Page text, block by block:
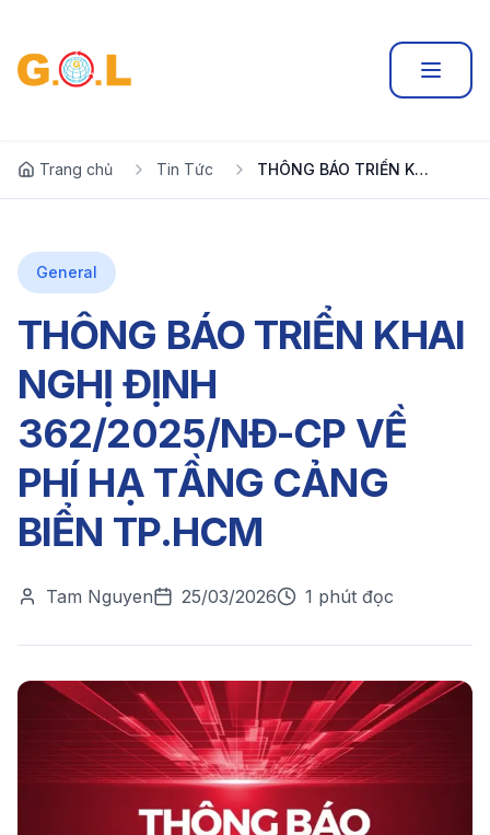
Trang chủ Tin Tức THÔNG BÁO TRIỂN KHAI NGHỊ ĐỊNH 362/2025/NĐ-CP VỀ PHÍ HẠ TẦNG CẢNG BIỂN TP.HCM
General
THÔNG BÁO TRIỂN KHAI
NGHỊ ĐỊNH
362/2025/NĐ-CP VỀ
PHÍ HẠ TẦNG CẢNG
BIỂN TP.HCM
Tam Nguyen 25/03/2026 1 phút đọc